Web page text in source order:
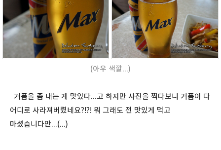
(아우 색깔...)
거품을 좀 내는 게 맛있다...고 하지만 사진을 찍다보니 거품이 다
어디로 사라져버렸네요?!?! 뭐 그래도 전 맛있게 먹고
마셨습니다만...(...)